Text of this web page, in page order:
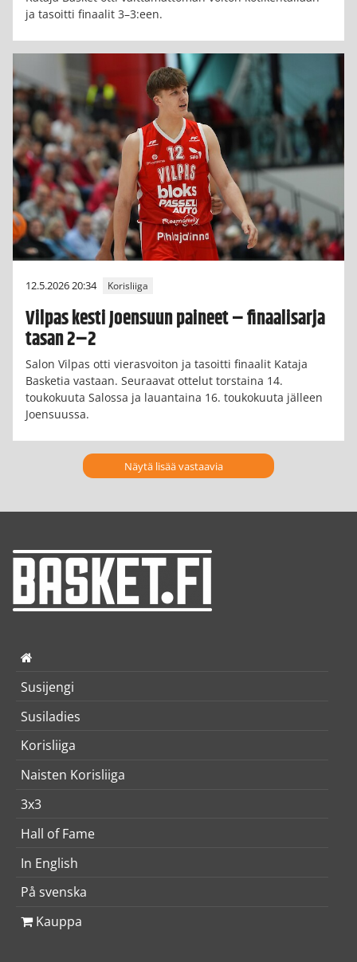
ja tasoitti finaalit 3–3:een.
12.5.2026 20:34 Korisliiga
Vilpas kesti Joensuun paineet – finaalisarja
tasan 2–2
Salon Vilpas otti vierasvoiton ja tasoitti finaalit Kataja
Basketia vastaan. Seuraavat ottelut torstaina 14.
toukokuuta Salossa ja lauantaina 16. toukokuuta jälleen
Joensuussa.
Näytä lisää vastaavia
Susijengi
Susiladies
Korisliiga
Naisten Korisliiga
3x3
Hall of Fame
In English
På svenska
Kauppa